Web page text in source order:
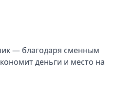
— благодаря сменным
деньги и место на